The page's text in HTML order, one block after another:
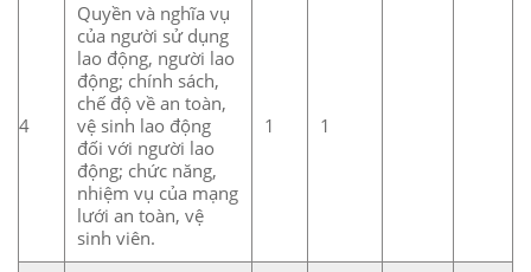
4
Quyền và nghĩa vụ
của người sử dụng
lao động, người lao
động; chính sách,
chế độ về an toàn,
vệ sinh lao động
đối với người lao
động; chức năng,
nhiệm vụ của mạng
lưới an toàn, vệ
sinh viên.
1 1